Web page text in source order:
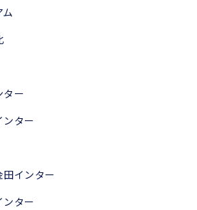
ター
ンター
インター
ンター